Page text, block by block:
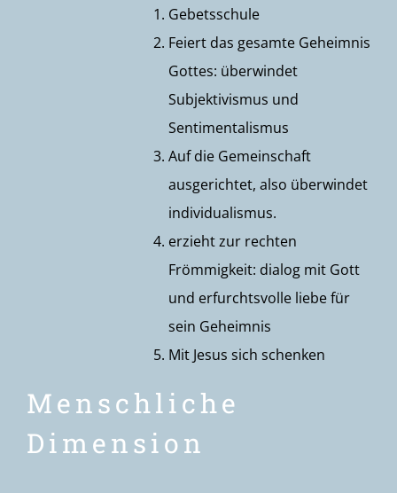
Gebetsschule
Feiert das gesamte Geheimnis
Gottes: überwindet
Subjektivismus und
Sentimentalismus
Auf die Gemeinschaft
ausgerichtet, also überwindet
individualismus.
erzieht zur rechten
Frömmigkeit: dialog mit Gott
und erfurchtsvolle liebe für
sein Geheimnis
Mit Jesus sich schenken
Menschliche
Dimension